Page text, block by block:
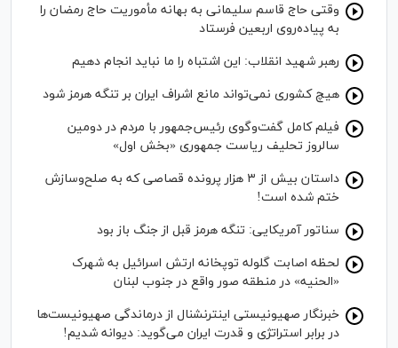
وقتی حاج قاسم سلیمانی به بهانه مأموریت حاج رمضان را
به پیاده‌روی اربعین فرستاد
رهبر شهید انقلاب: این اشتباه را ما نباید انجام دهیم
هیچ کشوری نمی‌تواند مانع اشراف ایران بر تنگه هرمز شود
فیلم کامل گفت‌وگوی رئیس‌جمهور با مردم در دومین
سالروز تحلیف ریاست جمهوری «بخش اول»
داستان بیش از ۳ هزار پرونده قصاصی که به صلح‌وسازش
ختم شده است!
سناتور آمریکایی: تنگه هرمز قبل از جنگ باز بود
لحظه اصابت گلوله توپخانه ارتش اسرائیل به شهرک
«الحنیه» در منطقه صور واقع در جنوب لبنان
خبرنگار صهیونیستی اینترنشنال از درماندگی صهیونیست‌ها
در برابر استراتژی و قدرت ایران می‌گوید: دیوانه شدیم!